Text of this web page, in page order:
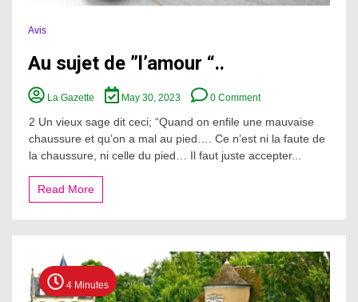
Avis
Au sujet de ”l’amour “..
La Gazette May 30, 2023 0 CommentAu
sujet
de
”l’amour
“..
2 Un vieux sage dit ceci; “Quand on enfile une mauvaise
chaussure et qu’on a mal au pied…. Ce n’est ni la faute de
la chaussure, ni celle du pied… Il faut juste accepter...
Read More
4 Minutes